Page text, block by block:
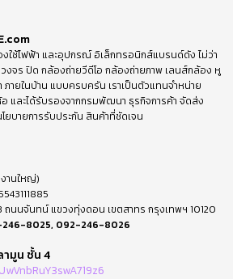
งใช้ไฟฟ้า และอุปกรณ์ อิเล็กทรอนิกส์แบรนด์ดัง ไม่ว่า
งจร ปิด กล้องถ่ายวีดีโอ กล้องถ่ายภาพ เลนส์กล้อง หู
ภายในบ้าน แบบครบครัน เราเป็นตัวแทนจำหน่าย
และได้รับรองจากกรมพัฒนา ธุรกิจการค้า จัดส่ง
ยบายการรับประกัน สินค้าที่ชัดเจน
านใหญ่)
นนจันทน์ แขวงทุ่งดอน เขตสาทร กรุงเทพฯ 10120
8025, 092-246-8026
ามูน ชั้น 4